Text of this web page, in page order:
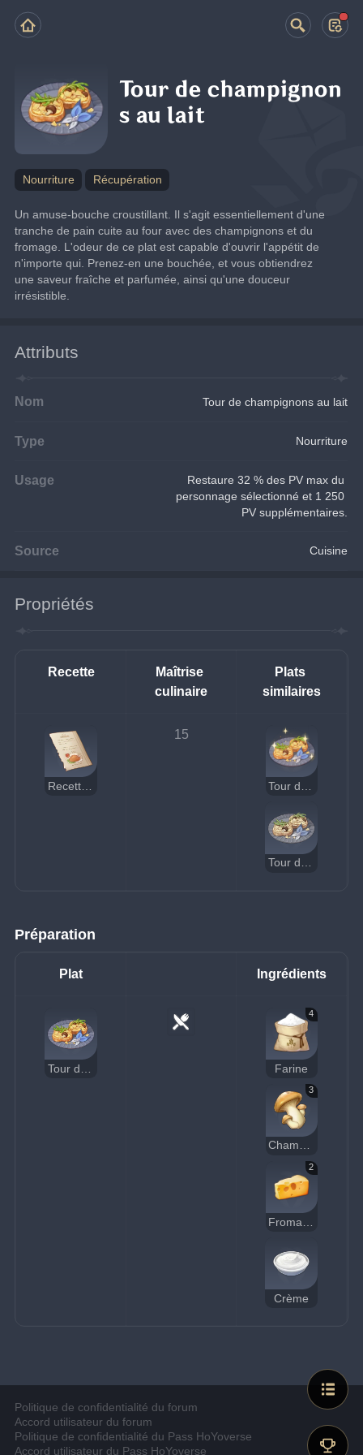
Tour de champignon
s au lait
Nourriture Récupération
Un amuse-bouche croustillant. Il s'agit essentiellement d'une
tranche de pain cuite au four avec des champignons et du
fromage. L'odeur de ce plat est capable d'ouvrir l'appétit de
n'importe qui. Prenez-en une bouchée, et vous obtiendrez
une saveur fraîche et parfumée, ainsi qu'une douceur
irrésistible.
Attributs
Nom Tour de champignons au lait
Type Nourriture
Usage
Restaure 32 % des PV max du
personnage sélectionné et 1 250
PV supplémentaires.
Source Cuisine
Propriétés
Recette
Maîtrise
culinaire
Plats
similaires
Recette : Tour de champignons au lait
15
Tour de champignons au lait (suspecte)
Préparation
Plat Ingrédients
4
Farine
3
Champignon
2
Crème
Politique de confidentialité du forum
Accord utilisateur du forum
Politique de confidentialité du Pass HoYoverse
Accord utilisateur du Pass HoYoverse